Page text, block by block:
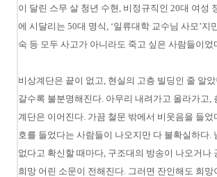
이 달린 스무 살 청년 수현, 비정규직인 20대 여성
에 시달리는 50대 명식, ‘일류대학 교수님 사모’지
숙 등 모두 사고가 아니라도 죽고 싶은 사람들이었
비상계단은 끝이 없고, 현실의 고층 빌딩인 줄 알
갈수록 불분명해진다. 아무리 내려가고 올라가고,
계단은 이어진다. 가끔 철문 밖에서 비웃음을 들었
호를 들었다는 사람들이 나오지만 다 불확실하다.
없다고 확신할 때마다, 구조대의 방송이 나오거나
희망 어린 소문이 전해진다. 그러면 잔인해도 희